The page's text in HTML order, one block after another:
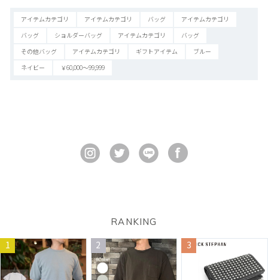
アイテムカテゴリ アイテムカテゴリ バッグ
アイテムカテゴリ
バッグ
ショルダーバッグ アイテムカテゴリ
バッグ
その他バッグ
アイテムカテゴリ ギフトアイテム
ブルー
ネイビー
￥60,000～99,999
RANKING
1 2 3